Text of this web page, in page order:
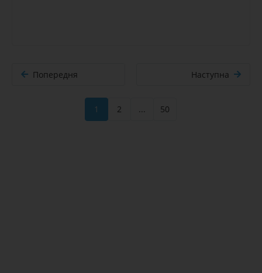
Попередня Наступна
1 2 ... 50